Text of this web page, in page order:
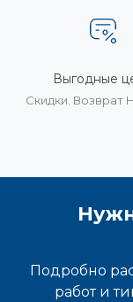
Выгодные
Скидки. Возврат
Подробно
работ и